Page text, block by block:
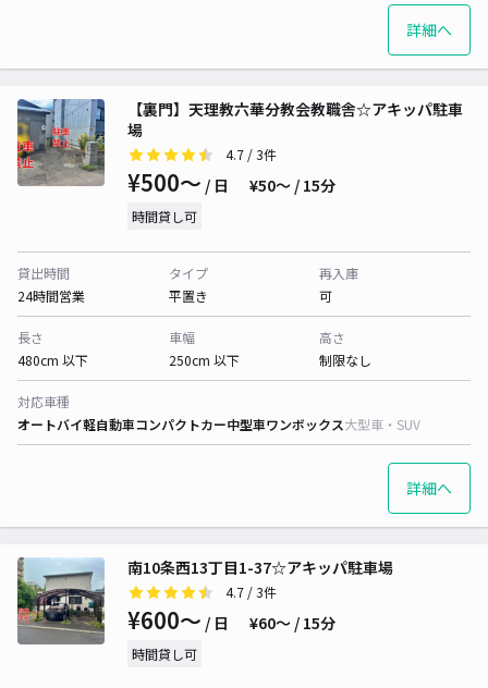
詳細へ
【裏門】天理教六華分教会教職舎☆アキッパ駐車
場
4.7 / 3件
¥500〜 / 日 ¥50〜 / 15分
時間貸し可
貸出時間
24時間営業
タイプ
平置き
再入庫
可
長さ
480cm 以下
車幅
250cm 以下
高さ
制限なし
対応車種
オートバイ軽自動車コンパクトカー中型車ワンボックス大型車・SUV
詳細へ
南10条西13丁目1-37☆アキッパ駐車場
4.7 / 3件
¥600〜 / 日 ¥60〜 / 15分
時間貸し可